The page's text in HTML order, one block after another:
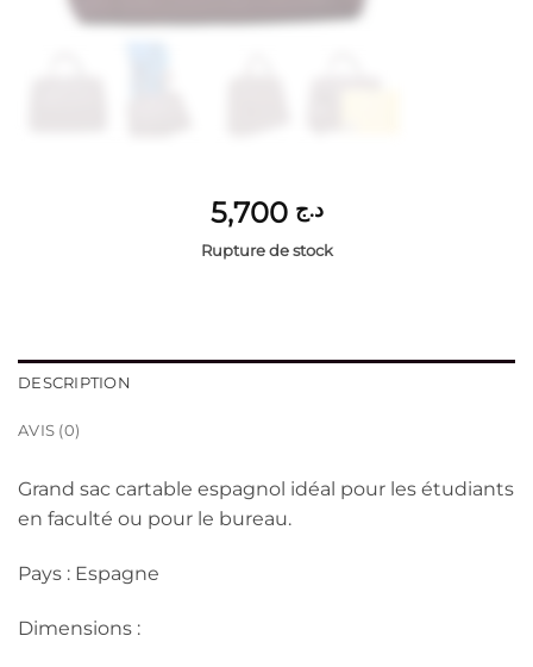
د.ج 5,700
Rupture de stock
DESCRIPTION
AVIS (0)
Grand sac cartable espagnol idéal pour les étudiants
en faculté ou pour le bureau.
Pays : Espagne
Dimensions :